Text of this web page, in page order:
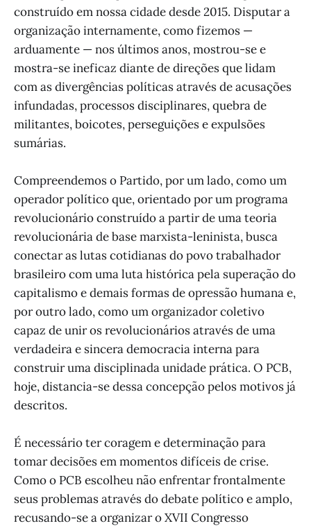
construído em nossa cidade desde 2015. Disputar a
organização internamente, como fizemos —
arduamente — nos últimos anos, mostrou-se e
mostra-se ineficaz diante de direções que lidam
com as divergências políticas através de acusações
infundadas, processos disciplinares, quebra de
militantes, boicotes, perseguições e expulsões
sumárias.
Compreendemos o Partido, por um lado, como um
operador político que, orientado por um programa
revolucionário construído a partir de uma teoria
revolucionária de base marxista-leninista, busca
conectar as lutas cotidianas do povo trabalhador
brasileiro com uma luta histórica pela superação do
capitalismo e demais formas de opressão humana e,
por outro lado, como um organizador coletivo
capaz de unir os revolucionários através de uma
verdadeira e sincera democracia interna para
construir uma disciplinada unidade prática. O PCB,
hoje, distancia-se dessa concepção pelos motivos já
descritos.
É necessário ter coragem e determinação para
tomar decisões em momentos difíceis de crise.
Como o PCB escolheu não enfrentar frontalmente
seus problemas através do debate político e amplo,
recusando-se a organizar o XVII Congresso